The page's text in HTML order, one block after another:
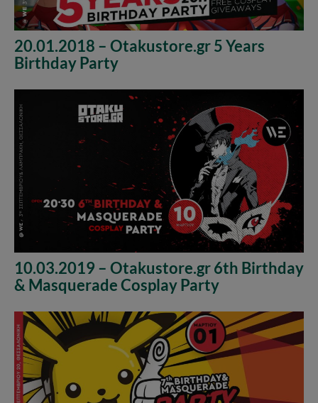
20.01.2018 – Otakustore.gr 5 Years
Birthday Party
10.03.2019 – Otakustore.gr 6th Birthday
& Masquerade Cosplay Party